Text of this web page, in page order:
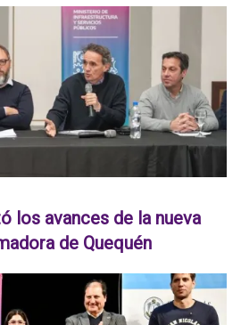
los avances de la nueva
de Quequén